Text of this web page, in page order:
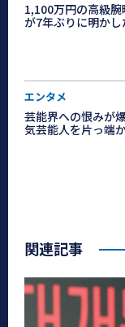
1,100万円の高級
が7年ぶりに明か
エンタメ
芸能界への恨みが
気芸能人を片っ端
関連記事